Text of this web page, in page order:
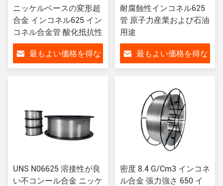
ニッケルベースの変形超
合金 インコネル625 イン
コネル合金管 酸化抵抗性
最もよい価格を得な
耐腐蝕性インコネル625
管 原子力産業および石油
用途
最もよい価格を得な
UNS N06625 溶接性が良
い不コンール合金 ニッケ
密度 8.4 G/Cm3 インコネ
ル合金 張力強さ 650 イ